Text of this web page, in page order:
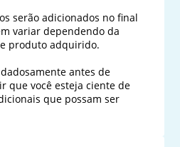
serão adicionados no final
variar dependendo da
produto adquirido.
antes de
que você esteja ciente de
que possam ser